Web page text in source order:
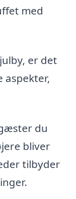
med
er det
aspekter,
du
bliver
tilbyder